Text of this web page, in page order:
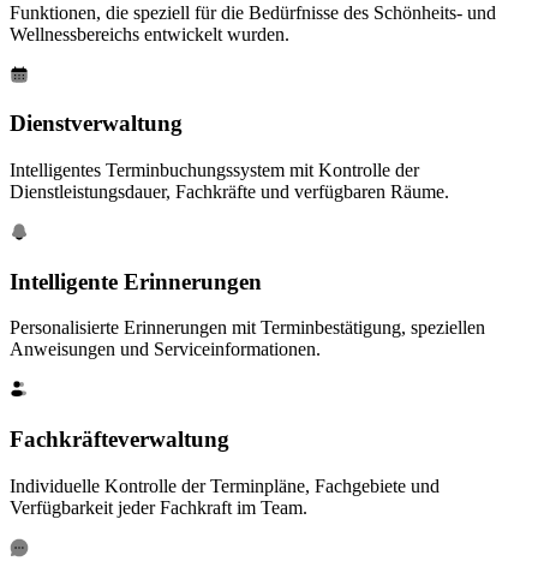
Funktionen, die speziell für die Bedürfnisse des Schönheits- und
Wellnessbereichs entwickelt wurden.
Dienstverwaltung
Intelligentes Terminbuchungssystem mit Kontrolle der
Dienstleistungsdauer, Fachkräfte und verfügbaren Räume.
Intelligente Erinnerungen
Personalisierte Erinnerungen mit Terminbestätigung, speziellen
Anweisungen und Serviceinformationen.
Fachkräfteverwaltung
Individuelle Kontrolle der Terminpläne, Fachgebiete und
Verfügbarkeit jeder Fachkraft im Team.